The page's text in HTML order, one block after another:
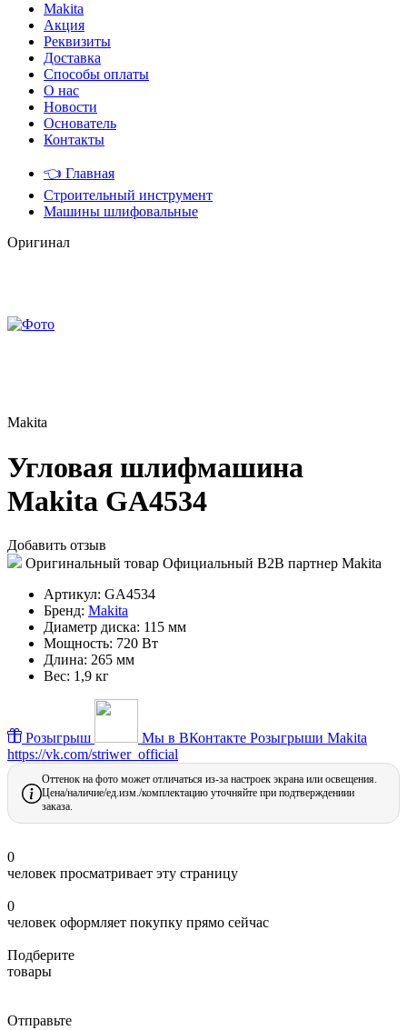
Makita
Акция
Реквизиты
Доставка
Способы оплаты
О нас
Новости
Основатель
Контакты
👈 Главная
Строительный инструмент
Машины шлифовальные
Оригинал
Makita
Угловая шлифмашина
Makita GA4534
Добавить отзыв
Оригинальный товар Официальный B2B партнер Makita
Артикул: GA4534
Бренд: Makita
Диаметр диска: 115 мм
Мощность: 720 Вт
Длина: 265 мм
Вес: 1,9 кг
Розыгрыш Мы в ВКонтакте Розыгрыши Makita
https://vk.com/striwer_official
Оттенок на фото может отличаться из-за настроек экрана или освещения.
Цена/наличие/ед.изм./комплектацию уточняйте при подтверждениии
заказа.
0
человек просматривает эту страницу
0
человек оформляет покупку прямо сейчас
Подберите
товары
Отправьте